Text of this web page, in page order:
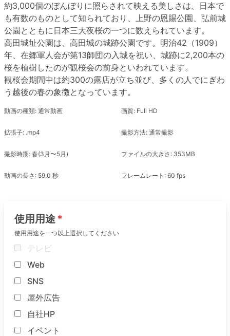
約3,000個のぼんぼりに照らされて映える美しさは、日本で
も有数のものとして知られており、上野の恩賜公園、弘前城
公園とともに日本三大夜桜の一つに数えられています。
高田城址公園は、高田城の城跡公園です。明治42（1909）
年、在郷軍人会が第13師団の入城を祝い、城跡に2,200本の
桜を植樹したのが観桜会の前身といわれています。
観桜会期間中は約300の露店が立ち並び、多くの人でにぎわ
う越後の春の象徴となっています。
動画の種類: 通常動画 画質: Full HD
拡張子: .mp4 撮影方法: 通常撮影
撮影時期: 春(3月〜5月) ファイルの大きさ: 353MB
動画の長さ: 59.0 秒 フレームレート: 60 fps
使用用途
使用用途を一つ以上選択してください
テレビ
Web
SNS
屋外広告
自社HP
イベント